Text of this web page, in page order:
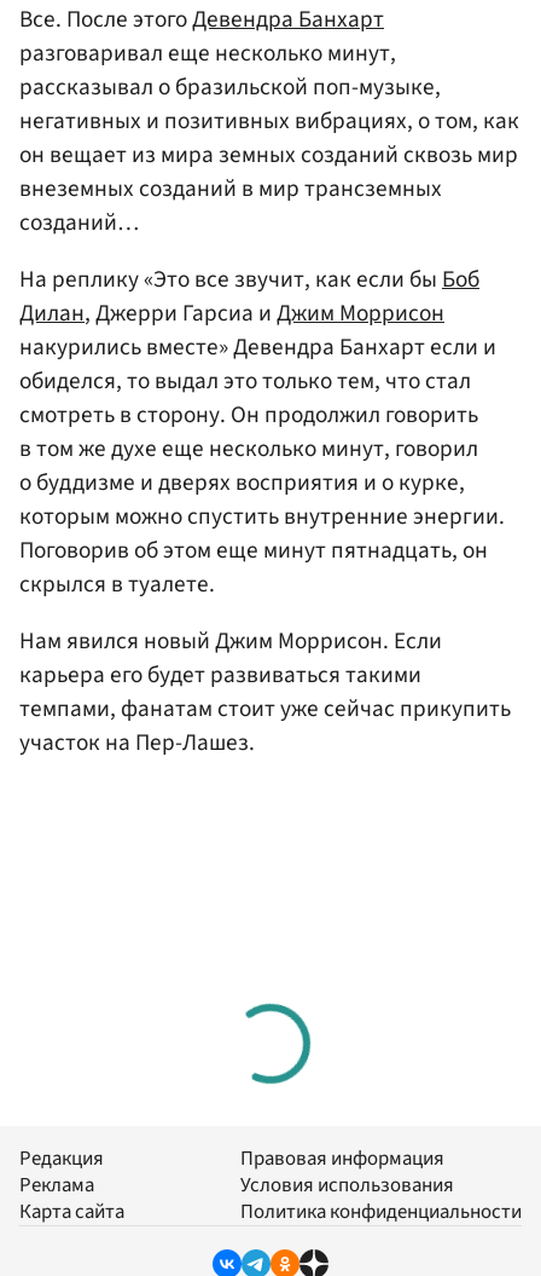
Все. После этогоДевендра Банхарт
разговаривал еще несколько минут,
рассказывал о бразильской поп-музыке,
негативных и позитивных вибрациях, о том, как
он вещает из мира земных созданий сквозь мир
внеземных созданий в мир трансземных
созданий…
На реплику «Это все звучит, как если быБоб
Дилан, Джерри Гарсиа иДжим Моррисон
накурились вместе» Девендра Банхарт если и
обиделся, то выдал это только тем, что стал
смотреть в сторону. Он продолжил говорить
в том же духе еще несколько минут, говорил
о буддизме и дверях восприятия и о курке,
которым можно спустить внутренние энергии.
Поговорив об этом еще минут пятнадцать, он
скрылся в туалете.
Нам явился новый Джим Моррисон. Если
карьера его будет развиваться такими
темпами, фанатам стоит уже сейчас прикупить
участок на Пер-Лашез.
Редакция
Реклама
Карта сайта
Правовая информация
Условия использования
Политика конфиденциальности